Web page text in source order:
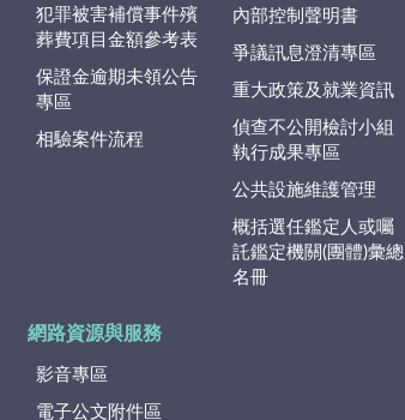
犯罪被害補償事件殯
葬費項目金額參考表
保證金逾期未領公告
專區
相驗案件流程
內部控制聲明書
爭議訊息澄清專區
重大政策及就業資訊
偵查不公開檢討小組
執行成果專區
公共設施維護管理
概括選任鑑定人或囑
託鑑定機關(團體)彙總
名冊
網路資源與服務
影音專區
電子公文附件區